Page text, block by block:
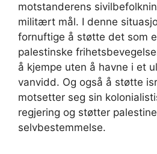
motstanderens
militært mål. I denne
fornuftige å støtte det som
palestinske
å kjempe uten å havne i et
vanvidd. Og også å støtte
motsetter seg sin
regjering og støtter
selvbestemmelse.